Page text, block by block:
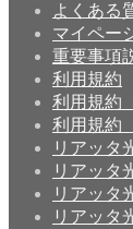
よくある
マイペー
重要事項
利用規約
利用規約
利用規約
リアッタ
リアッ
リアッ
リアッタ